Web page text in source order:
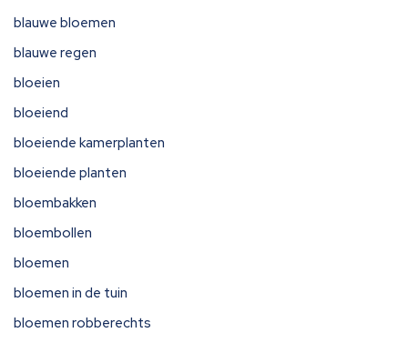
blauwe bloemen
blauwe regen
bloeien
bloeiend
bloeiende kamerplanten
bloeiende planten
bloembakken
bloembollen
bloemen
bloemen in de tuin
bloemen robberechts